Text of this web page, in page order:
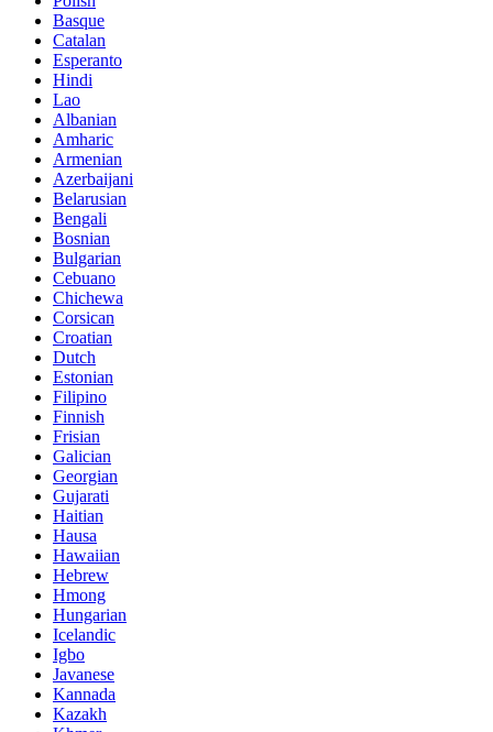
Basque
Catalan
Esperanto
Hindi
Lao
Albanian
Amharic
Armenian
Azerbaijani
Belarusian
Bengali
Bosnian
Bulgarian
Cebuano
Chichewa
Corsican
Croatian
Dutch
Estonian
Filipino
Finnish
Frisian
Galician
Georgian
Gujarati
Haitian
Hausa
Hawaiian
Hebrew
Hmong
Hungarian
Icelandic
Igbo
Javanese
Kannada
Kazakh